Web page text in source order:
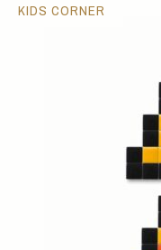
KIDS CORNER